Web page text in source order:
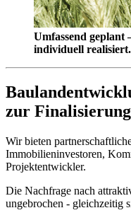
Umfassend geplant
individuell realisiert.
zur
Wir bieten
Immobilieninvestoren,
Projektentwickler.
Die Nachfrage nach
ungebrochen - gleichzeitig